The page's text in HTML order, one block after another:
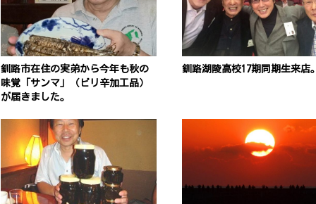
釧路市在住の実弟から今年も秋の
味覚「サンマ」（ピリ辛加工品）
が届きました。
釧路湖陵高校17期同期生来店。